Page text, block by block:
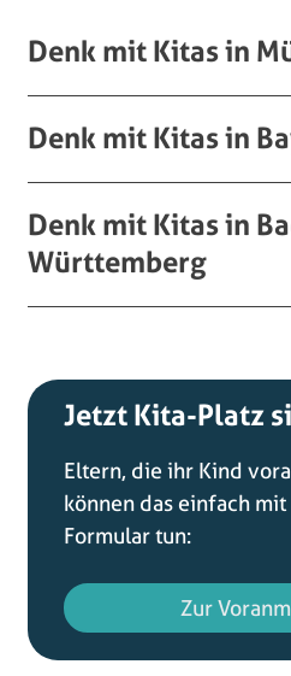
Denk mit Kitas in
Denk mit Kitas in
Denk mit Kitas in
Württemberg
Jetzt Kita-Platz
Eltern, die ihr Kind
können das einfach
Formular tun:
Zur